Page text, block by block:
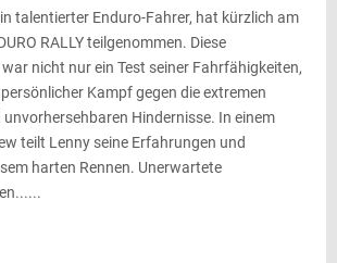
talentierter Enduro-Fahrer, hat kürzlich am
RALLY teilgenommen. Diese
nicht nur ein Test seiner Fahrfähigkeiten,
Kampf gegen die extremen
Hindernisse. In einem
teilt Lenny seine Erfahrungen und
harten Rennen. Unerwartete